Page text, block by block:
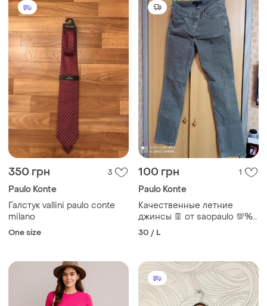
350 грн 3
Paulo Konte
Галстук vallini paulo conte
milano
One size
100 грн 1
Paulo Konte
Качественные летние
джинсы 👖 от saopaulo 💯%
легкий коттон
30 / L